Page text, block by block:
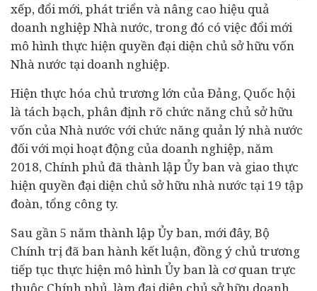
xếp, đổi mới, phát triển và nâng cao hiệu quả
doanh nghiệp Nhà nước, trong đó có việc đổi mới
mô hình thực hiện quyền đại diện chủ sở hữu vốn
Nhà nước tại doanh nghiệp.
Hiện thực hóa chủ trương lớn của Đảng, Quốc hội
là tách bạch, phân định rõ chức năng chủ sở hữu
vốn của Nhà nước với chức năng quản lý nhà nước
đối với mọi hoạt động của doanh nghiệp, năm
2018, Chính phủ đã thành lập Ủy ban và giao thực
hiện quyền đại diện chủ sở hữu nhà nước tại 19 tập
đoàn, tổng công ty.
Sau gần 5 năm thành lập Ủy ban, mới đây, Bộ
Chính trị đã ban hành kết luận, đồng ý chủ trương
tiếp tục thực hiện mô hình Ủy ban là cơ quan trực